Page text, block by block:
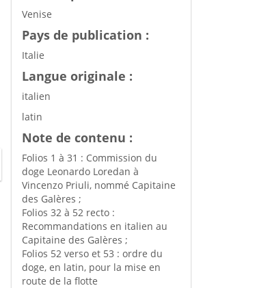
Venise
Pays de publication :
Italie
Langue originale :
italien
latin
Note de contenu :
Folios 1 à 31 : Commission du
doge Leonardo Loredan à
Vincenzo Priuli, nommé Capitaine
des Galères ;
Folios 32 à 52 recto :
Recommandations en italien au
Capitaine des Galères ;
Folios 52 verso et 53 : ordre du
doge, en latin, pour la mise en
route de la flotte